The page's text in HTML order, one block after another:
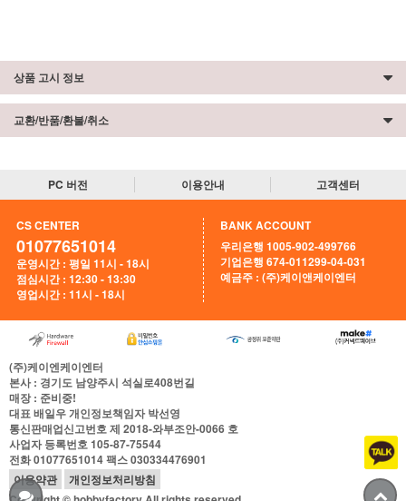
상품 고시 정보
교환/반품/환불/취소
PC 버전 이용안내 고객센터
CS CENTER
01077651014
운영시간 : 평일 11시 - 18시
점심시간 : 12:30 - 13:30
영업시간 : 11시 - 18시
BANK ACCOUNT
우리은행 1005-902-499766
기업은행 674-011299-04-031
예금주 : (주)케이앤케이엔터
(주)케이엔케이엔터
본사: 경기도 남양주시 석실로408번길
매장: 준비중!
대표배일우개인정보책임자박선영
통신판매업신고번호제 2018-와부조안-0066 호
사업자 등록번호105-87-75544
전화01077651014팩스030334476901
이용약관
개인정보처리방침